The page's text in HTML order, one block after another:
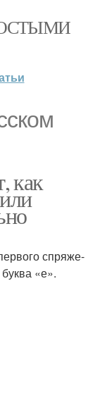
как
спря­же­
«е».